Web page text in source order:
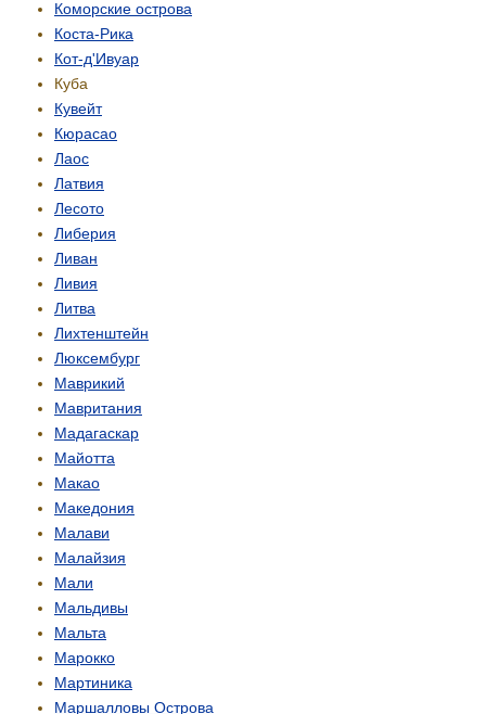
Коморские острова
Коста-Рика
Кот-д'Ивуар
Куба
Кувейт
Кюрасао
Лаос
Латвия
Лесото
Либерия
Ливан
Ливия
Литва
Лихтенштейн
Люксембург
Маврикий
Мавритания
Мадагаскар
Майотта
Макао
Македония
Малави
Малайзия
Мали
Мальдивы
Мальта
Марокко
Мартиника
Маршалловы Острова